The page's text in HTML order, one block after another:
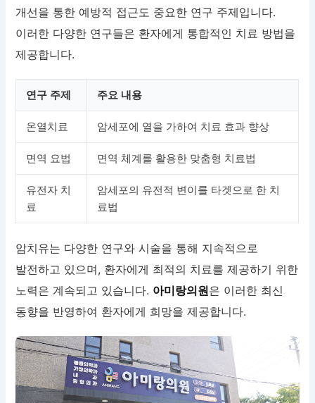
개선을 통한 예방적 접근도 중요한 연구 주제입니다.
이러한 다양한 연구들은 환자에게 통합적인 치료 방법을
제공합니다.
연구 주제 주요 내용
온열치료 암세포에 열을 가하여 치료 효과 향상
면역 요법 면역 체계를 활용한 맞춤형 치료법
유전자 치
료
암세포의 유전적 변이를 타겟으로 한 치
료법
암치유는 다양한 연구와 시술을 통해 지속적으로
발전하고 있으며, 환자에게 최적의 치료를 제공하기 위한
노력은 계속되고 있습니다. 아미랑의원은 이러한 최신
동향을 반영하여 환자에게 희망을 제공합니다.